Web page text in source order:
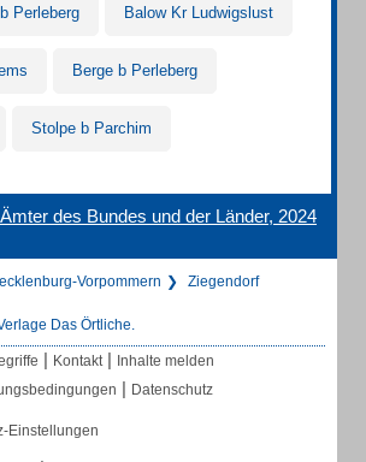
Perleberg Balow Kr Ludwigslust
Berge b Perleberg
Stolpe b Parchim
des Bundes und der Länder, 2024
Vorpommern Ziegendorf
Das Örtliche.
| Kontakt | Inhalte melden
| Datenschutz
Einstellungen